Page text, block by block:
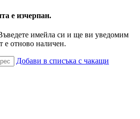
е изчерпан.
имейла си и ще ви уведомим
е отново наличен.
Добави в списъка с чакащи